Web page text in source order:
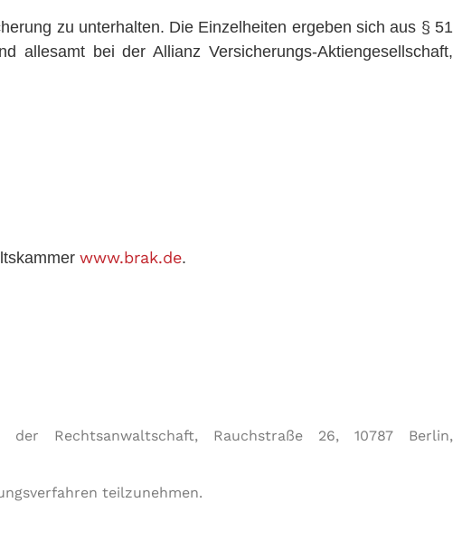
zu unterhalten. Die Einzelheiten ergeben sich aus § 51
bei der Allianz Versicherungs-Aktiengesellschaft,
www.brak.de.
Rechtsanwaltschaft, Rauchstraße 26, 10787 Berlin,
teilzunehmen.